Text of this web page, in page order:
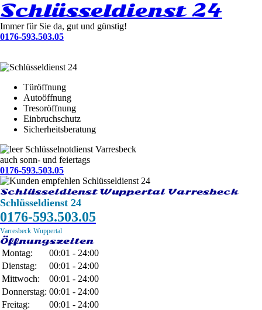
Schlüsseldienst 24
Immer für Sie da, gut und günstig!
0176-593.503.05
Türöffnung
Autoöffnung
Tresoröffnung
Einbruchschutz
Sicherheitsberatung
Schlüsselnotdienst Varresbeck
auch sonn- und feiertags
0176-593.503.05
Schlüsseldienst Wuppertal Varresbeck
Schlüsseldienst 24
0176-593.503.05
Varresbeck Wuppertal
Öffnungszeiten
Montag:
00:01 - 24:00
Dienstag:
00:01 - 24:00
Mittwoch:
00:01 - 24:00
Donnerstag: 00:01 - 24:00
Freitag:
00:01 - 24:00